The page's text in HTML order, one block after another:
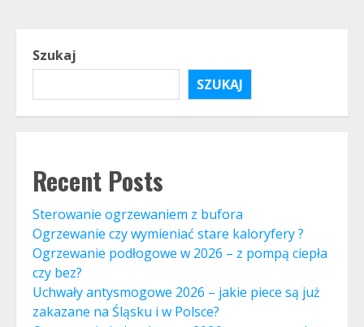
Szukaj
SZUKAJ
Recent Posts
Sterowanie ogrzewaniem z bufora
Ogrzewanie czy wymieniać stare kaloryfery ?
Ogrzewanie podłogowe w 2026 – z pompą ciepła
czy bez?
Uchwały antysmogowe 2026 – jakie piece są już
zakazane na Śląsku i w Polsce?